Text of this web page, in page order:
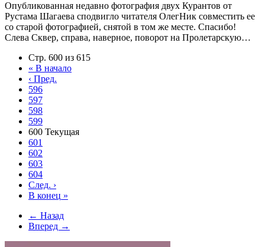
Опубликованная недавно фотография двух Курантов от
Рустама Шагаева сподвигло читателя ОлегНик совместить ее
со старой фотографией, снятой в том же месте. Спасибо!
Слева Сквер, справа, наверное, поворот на Пролетарскую…
Стр. 600 из 615
« В начало
‹ Пред.
596
597
598
599
600 Текущая
601
602
603
604
След. ›
В конец »
← Назад
Вперед →